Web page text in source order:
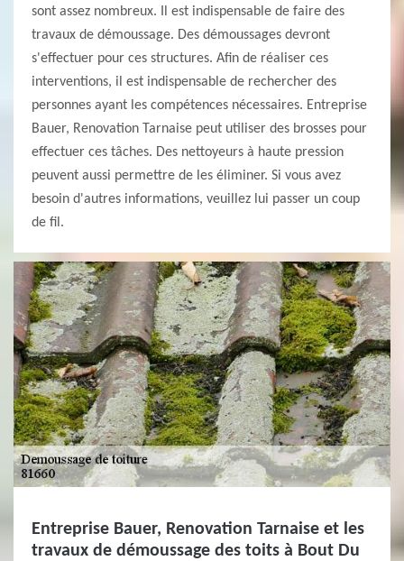
sont assez nombreux. Il est indispensable de faire des
travaux de démoussage. Des démoussages devront
s'effectuer pour ces structures. Afin de réaliser ces
interventions, il est indispensable de rechercher des
personnes ayant les compétences nécessaires. Entreprise
Bauer, Renovation Tarnaise peut utiliser des brosses pour
effectuer ces tâches. Des nettoyeurs à haute pression
peuvent aussi permettre de les éliminer. Si vous avez
besoin d'autres informations, veuillez lui passer un coup
de fil.
Entreprise Bauer, Renovation Tarnaise et les
travaux de démoussage des toits à Bout Du